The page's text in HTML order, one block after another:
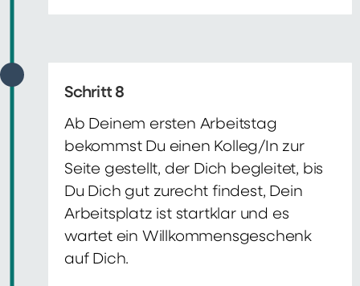
Schritt 8
Ab Deinem ersten Arbeitstag
bekommst Du einen Kolleg/In zur
Seite gestellt, der Dich begleitet, bis
Du Dich gut zurecht findest, Dein
Arbeitsplatz ist startklar und es
wartet ein Willkommensgeschenk
auf Dich.